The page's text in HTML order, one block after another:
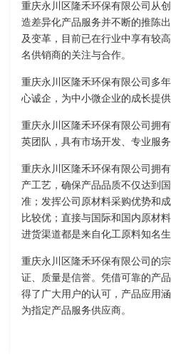
重庆永川区隆禾环保有限公司从
造差异化产品服务并不断的推陈
及变革，目前已在行业中享有较
名供销商的关注与合作。
重庆永川区隆禾环保有限公司多
心诚企，为中小微企业的成长提供
重庆永川区隆禾环保有限公司拥
英团队，具有市场开发、专业服务
重庆永川区隆禾环保有限公司拥
产工艺，确保产品品质不仅达到
准；发挥公司原材料采购优势和
比较优；直接与国际和国内原材
进货渠道都是来自化工原料知名生
重庆永川区隆禾环保有限公司的
证、质量是信誉。凭借可靠的产
得了广大用户的认可，产品应用
为指定产品服务供应商。